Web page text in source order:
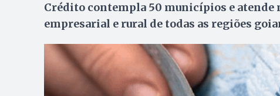
Crédito contempla 50 municípios e atende
empresarial e rural de todas as regiões